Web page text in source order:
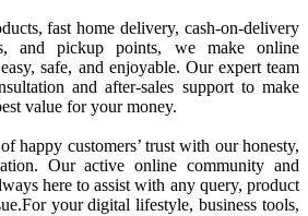
fast home delivery, cash-on-delivery
and pickup points, we make online
safe, and enjoyable. Our expert team
and after-sales support to make
value for your money.
happy customers’ trust with our honesty,
Our active online community and
here to assist with any query, product
your digital lifestyle, business tools,